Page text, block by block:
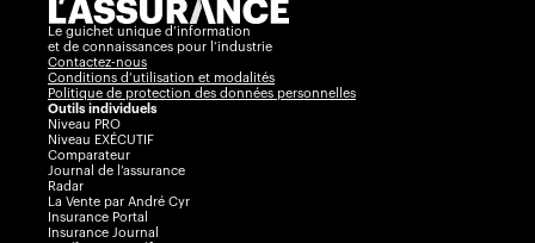
Le guichet unique d’information
et de connaissances pour l’industrie
Contactez-nous
Conditions d’utilisation et modalités
Politique de protection des données personnelles
Outils individuels
Niveau PRO
Niveau EXÉCUTIF
Comparateur
Journal de l’assurance
Radar
La Vente par André Cyr
Insurance Portal
Insurance Journal